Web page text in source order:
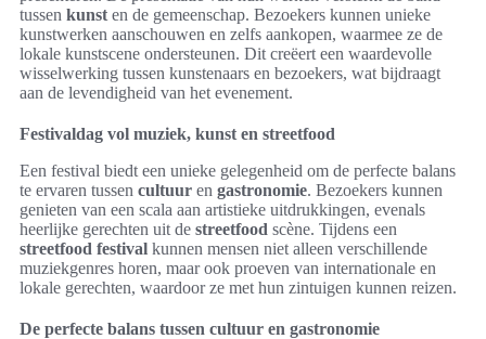
tussen kunst en de gemeenschap. Bezoekers kunnen unieke
kunstwerken aanschouwen en zelfs aankopen, waarmee ze de
lokale kunstscene ondersteunen. Dit creëert een waardevolle
wisselwerking tussen kunstenaars en bezoekers, wat bijdraagt
aan de levendigheid van het evenement.
Festivaldag vol muziek, kunst en streetfood
Een festival biedt een unieke gelegenheid om de perfecte balans
te ervaren tussen cultuur en gastronomie. Bezoekers kunnen
genieten van een scala aan artistieke uitdrukkingen, evenals
heerlijke gerechten uit de streetfood scène. Tijdens een
streetfood festival kunnen mensen niet alleen verschillende
muziekgenres horen, maar ook proeven van internationale en
lokale gerechten, waardoor ze met hun zintuigen kunnen reizen.
De perfecte balans tussen cultuur en gastronomie